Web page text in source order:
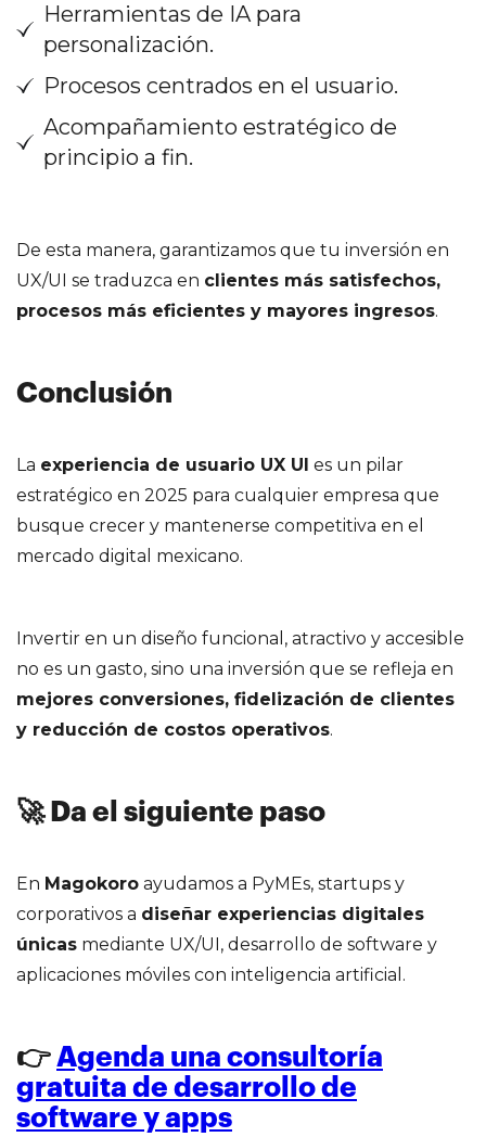
Herramientas de IA para
personalización.
Procesos centrados en el usuario.
Acompañamiento estratégico de
principio a fin.
De esta manera, garantizamos que tu inversión en
UX/UI se traduzca en clientes más satisfechos,
procesos más eficientes y mayores ingresos.
Conclusión
La experiencia de usuario UX UI es un pilar
estratégico en 2025 para cualquier empresa que
busque crecer y mantenerse competitiva en el
mercado digital mexicano.
Invertir en un diseño funcional, atractivo y accesible
no es un gasto, sino una inversión que se refleja en
mejores conversiones, fidelización de clientes
y reducción de costos operativos.
🚀 Da el siguiente paso
En Magokoro ayudamos a PyMEs, startups y
corporativos a diseñar experiencias digitales
únicas mediante UX/UI, desarrollo de software y
aplicaciones móviles con inteligencia artificial.
👉Agenda una consultoría
gratuita de desarrollo de
software y apps